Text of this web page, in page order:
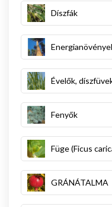
Díszfák
Évelők,
Fenyők
Füge (Ficus
GRÁNÁTALMA